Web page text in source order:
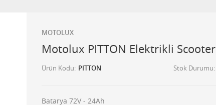
MOTOLUX
Motolux PITTON Elektrikli Scooter
Ürün Kodu PITTON Stok Durumu
Batarya 72V - 24Ah